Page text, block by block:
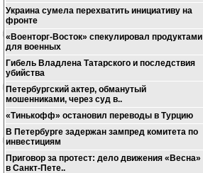
Украина сумела перехватить инициативу на
фронте
«Военторг-Восток» спекулировал продуктами
для военных
Гибель Владлена Татарского и последствия
убийства
Петербургский актер, обманутый
мошенниками, через суд в..
«Тинькофф» остановил переводы в Турцию
В Петербурге задержан зампред комитета по
инвестициям
Приговор за протест: дело движения «Весна»
в Санкт-Пете..